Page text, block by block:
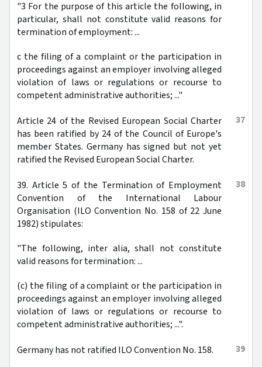
"3 For the purpose of this article the following, in
particular, shall not constitute valid reasons for
termination of employment: ...
c the filing of a complaint or the participation in
proceedings against an employer involving alleged
violation of laws or regulations or recourse to
competent administrative authorities; ..."
37
Article 24 of the Revised European Social Charter
has been ratified by 24 of the Council of Europe's
member States. Germany has signed but not yet
ratified the Revised European Social Charter.
38
39. Article 5 of the Termination of Employment
Convention of the International Labour
Organisation (ILO Convention No. 158 of 22 June
1982) stipulates:
"The following, inter alia, shall not constitute
valid reasons for termination: ...
(c) the filing of a complaint or the participation in
proceedings against an employer involving alleged
violation of laws or regulations or recourse to
competent administrative authorities; ...".
39
Germany has not ratified ILO Convention No. 158.